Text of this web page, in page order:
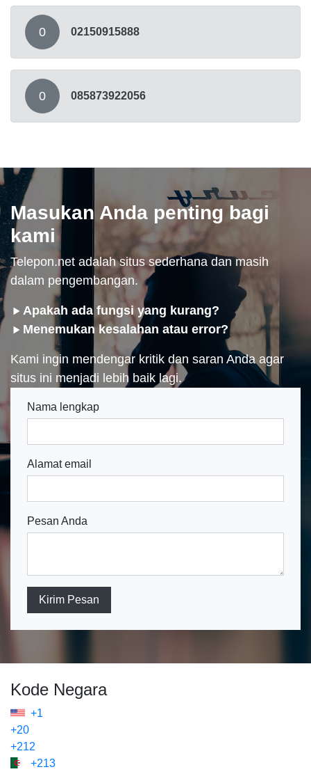
0 02150915888
0 085873922056
Masukan Anda penting bagi
kami
Telepon.net adalah situs sederhana dan masih
dalam pengembangan.
Apakah ada fungsi yang kurang?
Menemukan kesalahan atau error?
Kami ingin mendengar kritik dan saran Anda agar
situs ini menjadi lebih baik lagi.
Nama lengkap
Alamat email
Pesan Anda
Kirim Pesan
Kode Negara
+1
+20
+212
+213